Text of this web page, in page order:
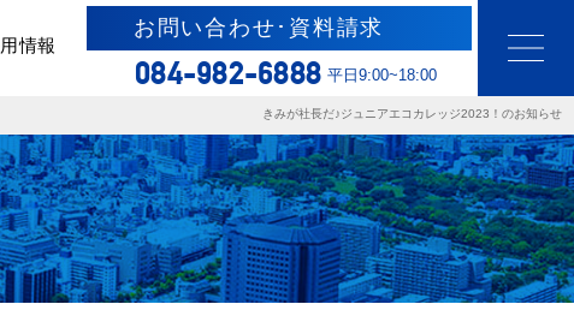
情報
お問い合わせ･資料請求
084-982-6888 平日9:00~18:00
きみが社長だ♪ジュニアエコカレッジ2023！のお知らせ